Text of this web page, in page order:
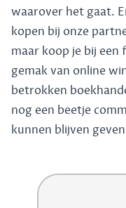
waarover het gaat.
kopen bij onze
maar koop je bij een
gemak van online
betrokken
nog een beetje
kunnen blijven